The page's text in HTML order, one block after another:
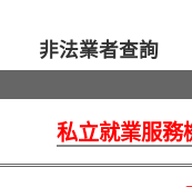
非法業者查詢
私立就業服務